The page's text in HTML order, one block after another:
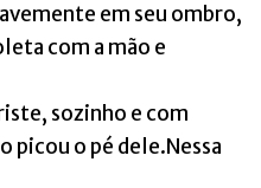
em seu ombro,
com a mão e
sozinho e com
picou o pé dele.Nessa